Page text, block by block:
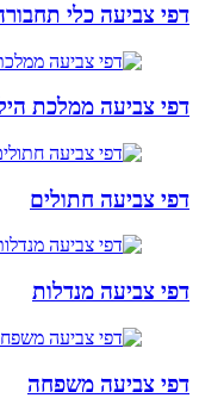
דפי צביעה כלי
דפי צביעה ממלכת
דפי צביעה חתולים
דפי צביעה מנדלות
דפי צביעה משפחה